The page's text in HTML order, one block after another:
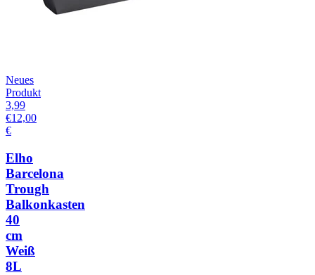
Neues
Produkt
3,99
€12,00
€
Elho
Barcelona
Trough
Balkonkasten
40
cm
Weiß
8L